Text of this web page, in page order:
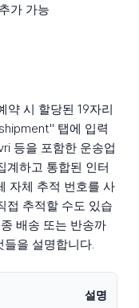
가 가능
약 시 할당된 19자리
탭에 입력
등을 포함한 운송업
계하고 통합된 인터
자체 추적 번호를 사
접 추적할 수도 있습
배송 또는 반송까
을 설명합니다.
설명